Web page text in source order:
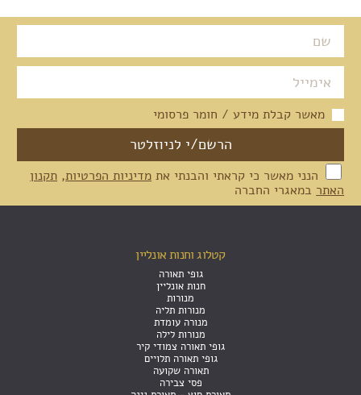
מאשר קבלת מידע / חומר פרסומי
הנני מאשר כי קראתי והבנתי את מדיניות הפרטיות, תקנון
האתר במאגרי החברה
קטלוג וחנות אונליין
גופי תאורה
חנות אונליין
מנורות
מנורות תליה
מנורה עומדת
מנורות לילה
גופי תאורה צמודי קיר
גופי תאורה תלויים
תאורה שקועה
פסי צבירה